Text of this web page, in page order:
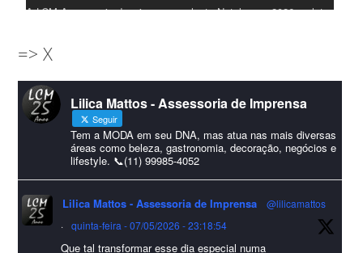
A LCM Assessoria deseja um excelente Natal e um 2026 repleto
amigos que sempre nos acompanham!🎄✨🥂❤️
#lcmassessoriassessoria#natal #merrychristmas #felizanonovo
#HappyNewYear
Foto
Visualizar no Facebook · Compartilhar
Lilica Mattos - Assessoria de Imprensa
9 months ago
=> X
Lilica Mattos - Assessoria de Imprensa
Seguir
Tem a MODA em seu DNA, mas atua nas mais diversas
áreas como beleza, gastronomia, decoração, negócios e
lifestyle. 📞(11) 99985-4052
Lilica Mattos - Assessoria de Imprensa
@lilicamattos
·
quinta-feira - 07/05/2026 - 23:18:54
Que tal transformar esse dia especial numa